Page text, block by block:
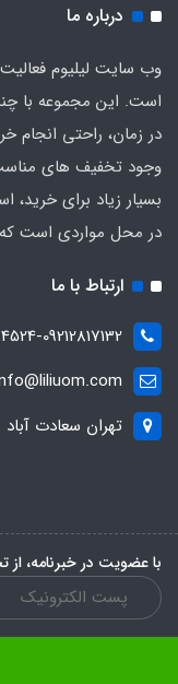
درباره ما
است. این مجموعه با
در زمان، راحتی انجام
وجود تخفیف های
بسیار زیاد برای
در محل مواردی است که
ارتباط با ما
09212817132
تهران سعادت آباد
با عضویت در خبرنامه،